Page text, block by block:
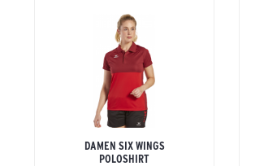
DAMEN SIX WINGS
POLOSHIRT